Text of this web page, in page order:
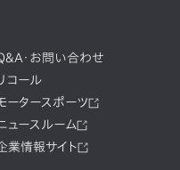
・お問い合わせ
コール
ータースポーツ
ュースルーム
業情報サイト